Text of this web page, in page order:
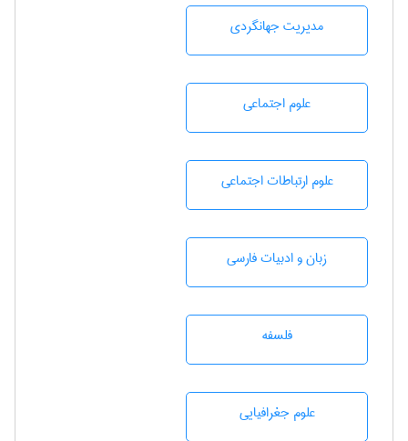
مديريت جهانگردی
علوم اجتماعی
علوم ارتباطات اجتماعی
زبان و ادبيات فارسی
فلسفه
علوم جغرافيايی